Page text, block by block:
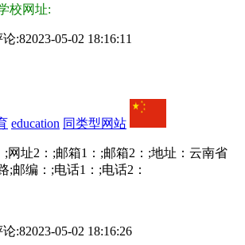
校网址:
论:82023-05-02 18:16:11
education 同类型网站
;网址2：;邮箱1：;邮箱2：;地址：云南省
;邮编：;电话1：;电话2：
:
论:82023-05-02 18:16:26